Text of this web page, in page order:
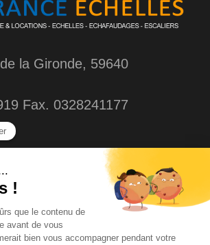
la Gironde, 59640
Fax. 0328241177
Contact
Mentions légales
Confidentialités et
Cookies